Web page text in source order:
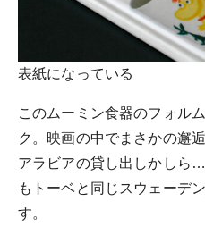
表紙になっている
このムーミン食器のフォル
ク。映画の中でまさかの邂
アラビアの貸し出しかしら
もトーベと同じスウェーデ
す。